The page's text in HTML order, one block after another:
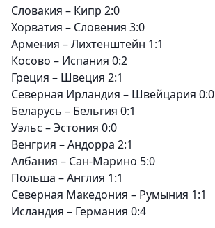
Словакия – Кипр 2:0
Хорватия – Словения 3:0
Армения – Лихтенштейн 1:1
Косово – Испания 0:2
Греция – Швеция 2:1
Северная Ирландия – Швейцария 0:0
Беларусь – Бельгия 0:1
Уэльс – Эстония 0:0
Венгрия – Андорра 2:1
Албания – Сан-Марино 5:0
Польша – Англия 1:1
Северная Македония – Румыния 1:1
Исландия – Германия 0:4